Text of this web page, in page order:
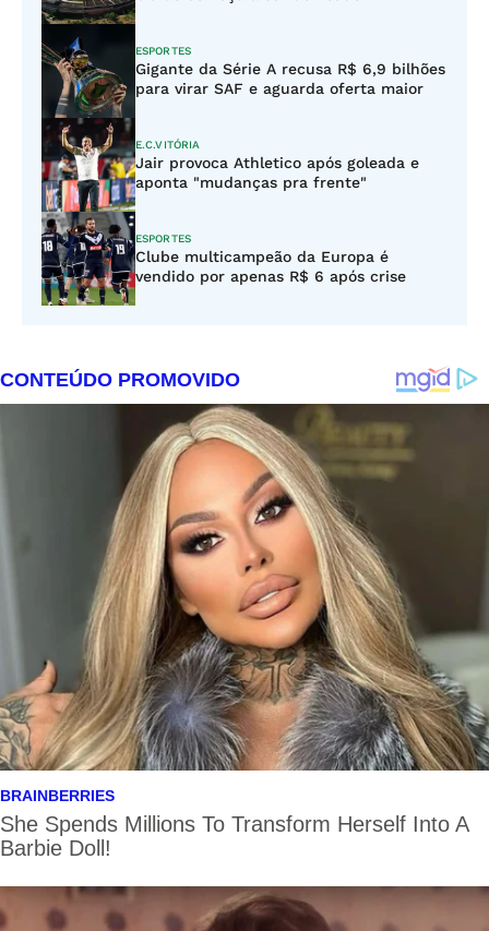
ESPORTES
Gigante da Série A recusa R$ 6,9 bilhões
para virar SAF e aguarda oferta maior
E.C.VITÓRIA
Jair provoca Athletico após goleada e
aponta "mudanças pra frente"
ESPORTES
Clube multicampeão da Europa é
vendido por apenas R$ 6 após crise